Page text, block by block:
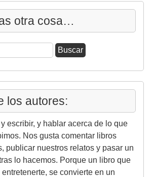
otra cosa…
los autores:
escribir, y hablar acerca de lo que
Nos gusta comentar libros
publicar nuestros relatos y pasar un
lo hacemos. Porque un libro que
se convierte en un